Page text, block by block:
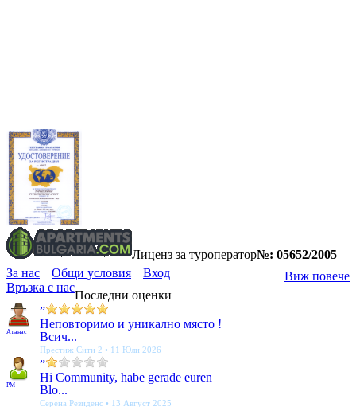
Лиценз за туроператор№: 05652/2005
Виж повече
За нас Общи условия
Вход
Връзка с нас
Последни оценки
Атанас
”
Неповторимо и уникално място !
Всич...
Престиж Сити 2 • 11 Юли 2026
PM
”
Hi Community, habe gerade euren
Blo...
Серена Резиденс • 13 Август 2025